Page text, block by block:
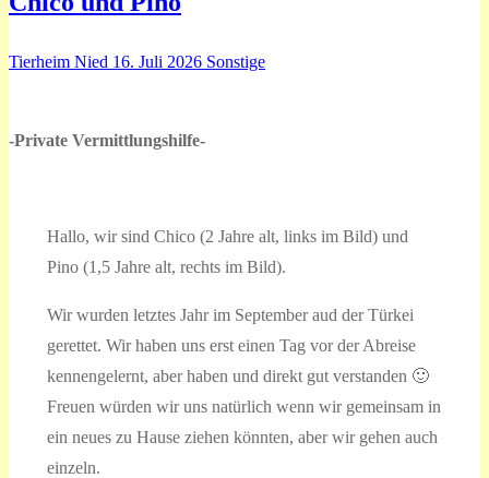
Tierheim Nied 16. Juli 2026 Sonstige
-Private Vermittlungshilfe-
Hallo, wir sind Chico (2 Jahre alt, links im Bild) und
Pino (1,5 Jahre alt, rechts im Bild).
Wir wurden letztes Jahr im September aud der Türkei
gerettet. Wir haben uns erst einen Tag vor der Abreise
kennengelernt, aber haben und direkt gut verstanden 🙂
Freuen würden wir uns natürlich wenn wir gemeinsam in
ein neues zu Hause ziehen könnten, aber wir gehen auch
einzeln.